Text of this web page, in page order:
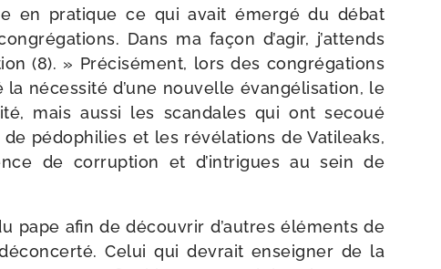
en pra­tique ce qui avait émer­gé du débat
Dans ma façon d’a­gir, j’at­tends
(8). » Précisément, lors des congré­ga­tions
néces­si­té d’une nou­velle évan­gé­li­sa­tion, le
mais aus­si les scan­dales qui ont secoué
de pédo­phi­lies et les révé­la­tions de Vatileaks,
de cor­rup­tion et d’in­trigues au sein de
pape afin de décou­vrir d’autres élé­ments de
Celui qui devrait ensei­gner de la